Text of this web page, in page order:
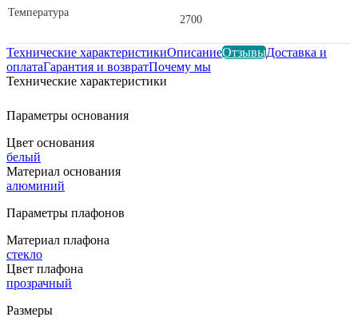
Температура
2700
Технические характеристикиОписаниеОтзывыДоставка и
оплатаГарантия и возвратПочему мы
Технические характеристики
Параметры основания
Цвет основания
белый
Материал основания
алюминий
Параметры плафонов
Материал плафона
стекло
Цвет плафона
прозрачный
Размеры